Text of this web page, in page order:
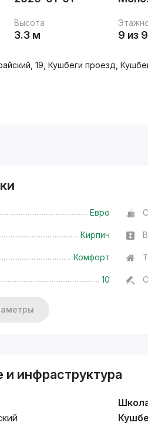
Высота
3.3 м 9 из 9
19, Кушбеги проезд,
Евро
Кирпич
Комфорт
10
и инфраструктура